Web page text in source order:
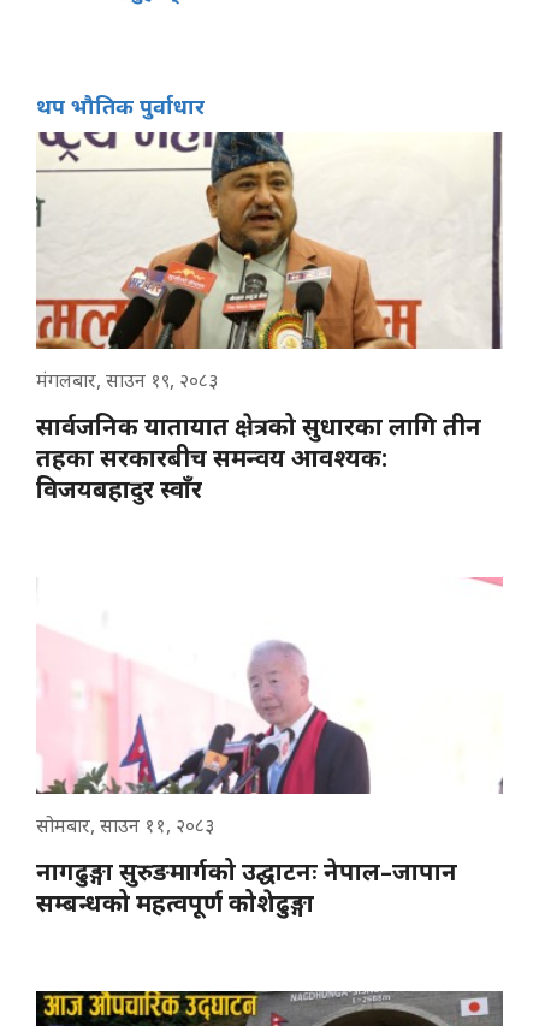
थप भौतिक पुर्वाधार
मंगलबार, साउन १९, २०८३
सार्वजनिक यातायात क्षेत्रको सुधारका लागि तीन
तहका सरकारबीच समन्वय आवश्यक:
विजयबहादुर स्वाँर
सोमबार, साउन ११, २०८३
नागढुङ्गा सुरुङमार्गको उद्घाटनः नेपाल–जापान
सम्बन्धको महत्वपूर्ण कोशेढुङ्गा